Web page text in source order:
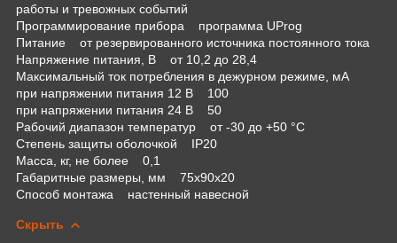
работы и тревожных событий
Программирование прибора программа UProg
Питание от резервированного источника постоянного тока
Напряжение питания, В от 10,2 до 28,4
Максимальный ток потребления в дежурном режиме, мА
при напряжении питания 12 В 100
при напряжении питания 24 В 50
Рабочий диапазон температур от -30 до +50 °C
Степень защиты оболочкой IP20
Масса, кг, не более 0,1
Габаритные размеры, мм 75х90х20
Способ монтажа настенный навесной
Скрыть